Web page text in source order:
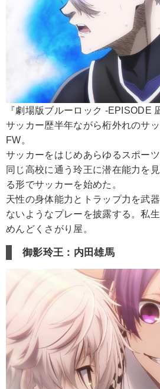
『劇場版ブルーロック -EPISODE
サッカー歴半年ながら桁外れのサ
FW。
サッカーをはじめあらゆるスポー
同じ高校に通う玲王に潜在能力を
る形でサッカーを始めた。
天性の身体能力とトラップ力を武
ないようなプレーを披露する。私
めんどくさがり屋。
御影玲王：内田雄馬